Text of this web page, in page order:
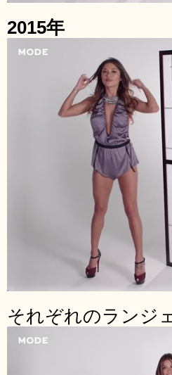
2015年
それぞれのランジ